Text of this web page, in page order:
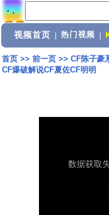
视频首页 热门视频
首页>> 前一页>> CF陈子豪
CF爆破解说CF夏佐CF明明